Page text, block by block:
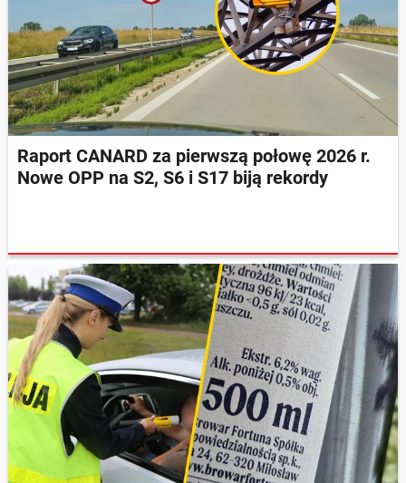
Raport CANARD za pierwszą połowę 2026 r.
Nowe OPP na S2, S6 i S17 biją rekordy